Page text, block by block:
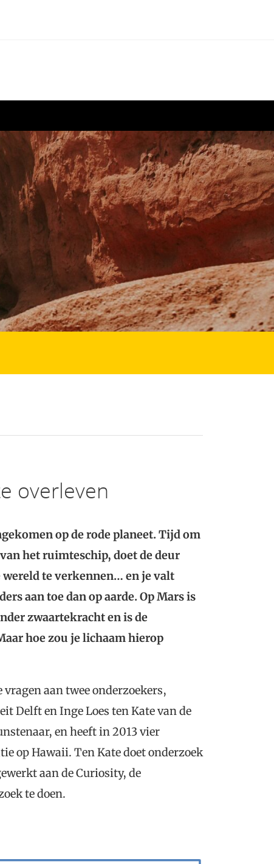
overleven
op de rode planeet. Tijd om
het ruimteschip, doet de deur
te verkennen… en je valt
aan toe dan op aarde. Op Mars is
zwaartekracht en is de
hoe zou je lichaam hierop
aan twee onderzoekers,
Delft en Inge Loes ten Kate van de
en heeft in 2013 vier
op Hawaii. Ten Kate doet onderzoek
aan de Curiosity, de
te doen.